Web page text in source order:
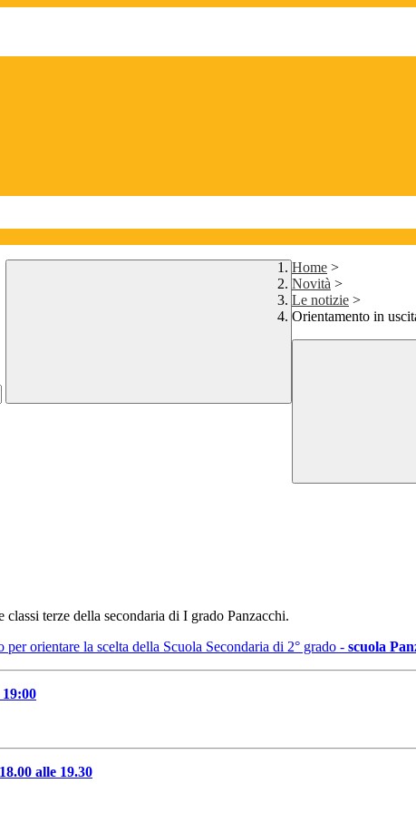
Home >
Novità >
Le notizie >
Orientamento in
terze della secondaria di I grado Panzacchi.
orientare la scelta della Scuola Secondaria di 2° grado - scuola
alle 19.30